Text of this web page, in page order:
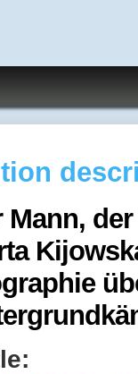
Mann,